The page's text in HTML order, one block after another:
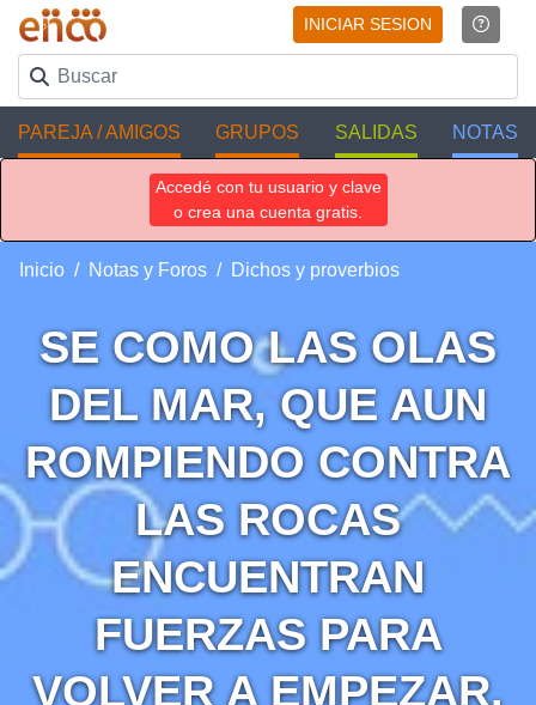
INICIAR SESION
PAREJA / AMIGOS GRUPOS SALIDAS NOTAS
Accedé con tu usuario y clave
o crea una cuenta gratis.
Inicio Notas y Foros Dichos y proverbios
SE COMO LAS OLAS
DEL MAR, QUE AUN
ROMPIENDO CONTRA
LAS ROCAS
ENCUENTRAN
FUERZAS PARA
VOLVER A EMPEZAR.